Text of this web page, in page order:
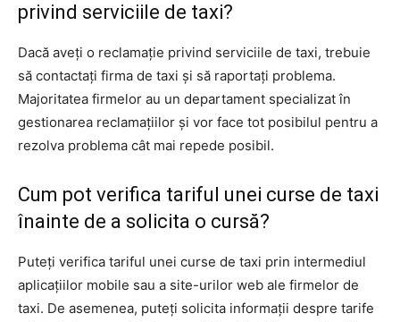
privind serviciile de taxi?
Dacă aveți o reclamație privind serviciile de taxi, trebuie
să contactați firma de taxi și să raportați problema.
Majoritatea firmelor au un departament specializat în
gestionarea reclamațiilor și vor face tot posibilul pentru a
rezolva problema cât mai repede posibil.
Cum pot verifica tariful unei curse de taxi
înainte de a solicita o cursă?
Puteți verifica tariful unei curse de taxi prin intermediul
aplicațiilor mobile sau a site-urilor web ale firmelor de
taxi. De asemenea, puteți solicita informații despre tarife